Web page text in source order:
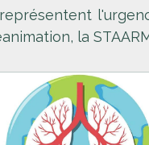
la